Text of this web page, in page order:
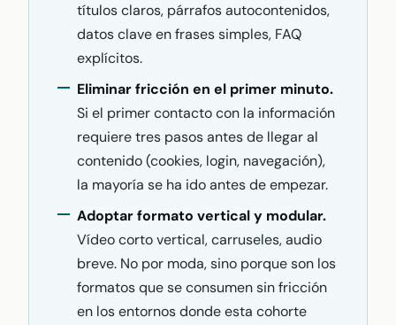
títulos claros, párrafos autocontenidos,
datos clave en frases simples, FAQ
explícitos.
Eliminar fricción en el primer minuto.
Si el primer contacto con la información
requiere tres pasos antes de llegar al
contenido (cookies, login, navegación),
la mayoría se ha ido antes de empezar.
Adoptar formato vertical y modular.
Vídeo corto vertical, carruseles, audio
breve. No por moda, sino porque son los
formatos que se consumen sin fricción
en los entornos donde esta cohorte